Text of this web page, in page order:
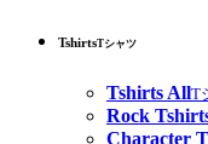
TshirtsTシャツ
Tshirts AllT
Rock
Character